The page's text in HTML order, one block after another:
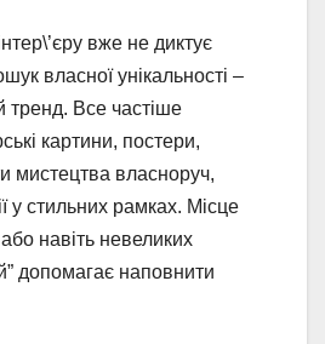
вже не диктує
власної унікальності –
Все частіше
картини, постери,
мистецтва власноруч,
у стильних рамках. Місце
навіть невеликих
допомагає наповнити